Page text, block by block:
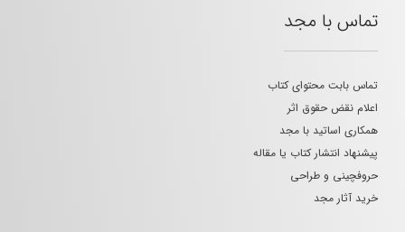
تماس با مجد
تماس بابت محتوای کتاب
اعلام نقض حقوق اثر
همکاری اساتید با مجد
پیشنهاد انتشار کتاب یا مقاله
حروفچینی و طراحی
خرید آثار مجد